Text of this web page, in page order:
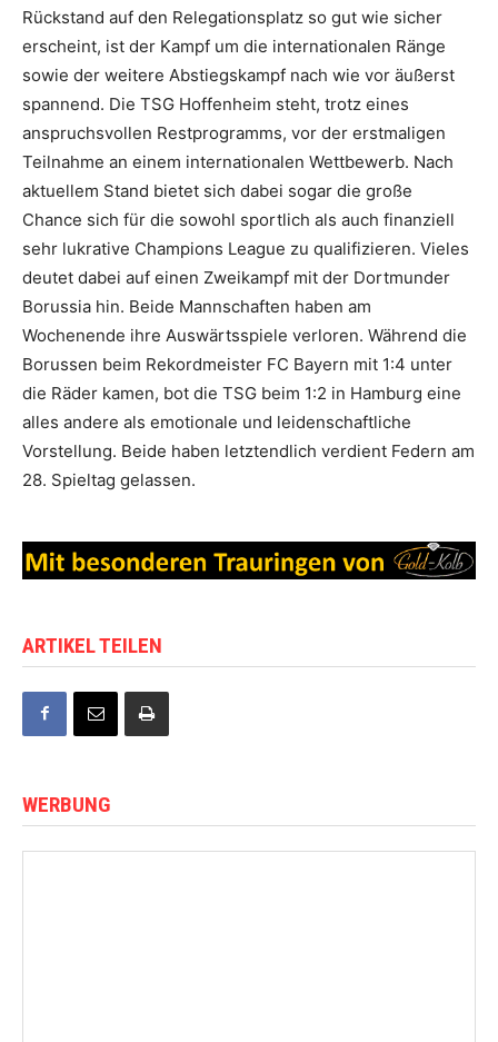
Rückstand auf den Relegationsplatz so gut wie sicher
erscheint, ist der Kampf um die internationalen Ränge
sowie der weitere Abstiegskampf nach wie vor äußerst
spannend. Die TSG Hoffenheim steht, trotz eines
anspruchsvollen Restprogramms, vor der erstmaligen
Teilnahme an einem internationalen Wettbewerb. Nach
aktuellem Stand bietet sich dabei sogar die große
Chance sich für die sowohl sportlich als auch finanziell
sehr lukrative Champions League zu qualifizieren. Vieles
deutet dabei auf einen Zweikampf mit der Dortmunder
Borussia hin. Beide Mannschaften haben am
Wochenende ihre Auswärtsspiele verloren. Während die
Borussen beim Rekordmeister FC Bayern mit 1:4 unter
die Räder kamen, bot die TSG beim 1:2 in Hamburg eine
alles andere als emotionale und leidenschaftliche
Vorstellung. Beide haben letztendlich verdient Federn am
28. Spieltag gelassen.
ARTIKEL TEILEN
WERBUNG